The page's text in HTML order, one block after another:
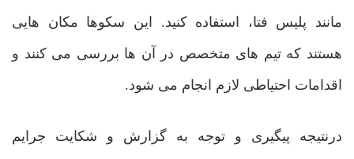
مانند پلیس فتا، استفاده کنید. این سکوها مکان هایی
هستند که تیم های متخصص در آن ها بررسی می کنند و
اقدامات احتیاطی لازم انجام می شود.
درنتیجه پیگیری و توجه به گزارش و شکایت جرایم